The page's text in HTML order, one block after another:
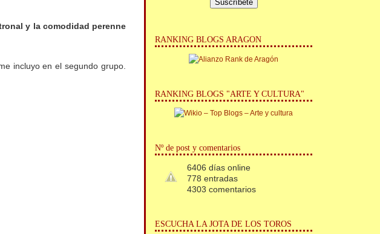
y la comodidad perenne
incluyo en el segundo grupo.
RANKING BLOGS ARAGON
RANKING BLOGS "ARTE Y CULTURA"
Nº de post y comentarios
6406 días online
778 entradas
4303 comentarios
ESCUCHA LA JOTA DE LOS TOROS